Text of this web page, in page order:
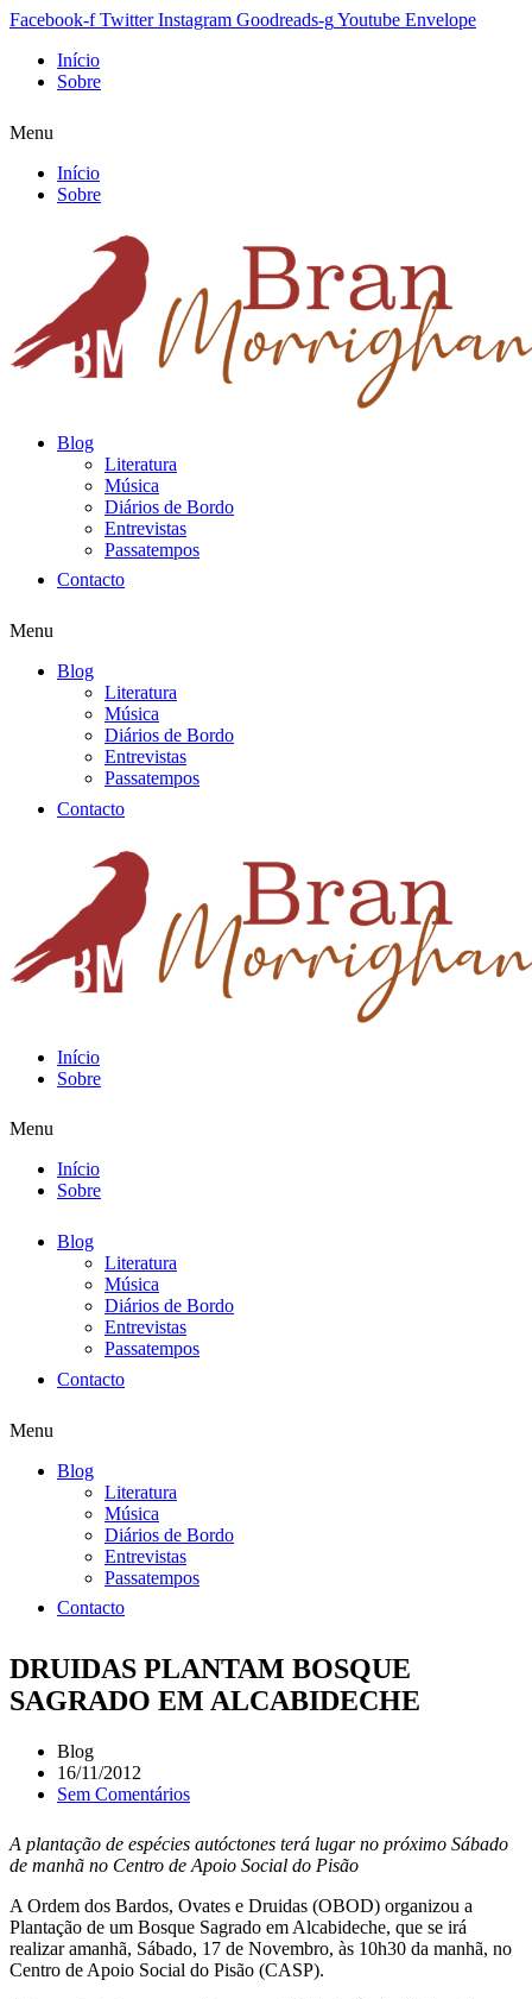
Facebook-f Twitter Instagram Goodreads-gYoutube Envelope
Início
Sobre
Menu
Início
Sobre
Blog
Literatura
Música
Diários de Bordo
Entrevistas
Passatempos
Contacto
Menu
Blog
Literatura
Música
Diários de Bordo
Entrevistas
Passatempos
Contacto
Início
Sobre
Menu
Início
Sobre
Blog
Literatura
Música
Diários de Bordo
Entrevistas
Passatempos
Contacto
Menu
Blog
Literatura
Música
Diários de Bordo
Entrevistas
Passatempos
Contacto
DRUIDAS PLANTAM BOSQUE
SAGRADO EM ALCABIDECHE
Blog
16/11/2012
Sem Comentários
A plantação de espécies autóctones terá lugar no próximo Sábado
de manhã no Centro de Apoio Social do Pisão
A Ordem dos Bardos, Ovates e Druidas (OBOD) organizou a
Plantação de um Bosque Sagrado em Alcabideche, que se irá
realizar amanhã, Sábado, 17 de Novembro, às 10h30 da manhã, no
Centro de Apoio Social do Pisão (CASP).